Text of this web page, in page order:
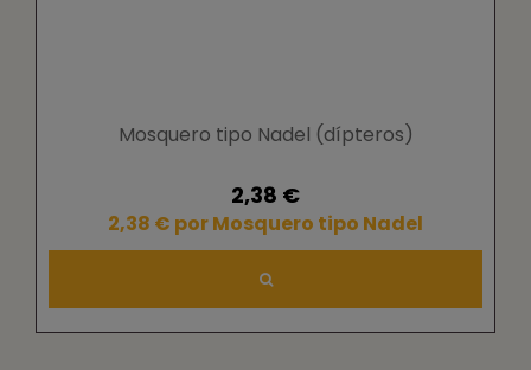
Mosquero tipo Nadel (dípteros)
2,38 €
2,38 € por Mosquero tipo Nadel